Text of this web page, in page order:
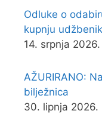
Odluke o
kupnju
14. srpnja 2026.
AŽURIRANO:
bilježnica
30. lipnja 2026.